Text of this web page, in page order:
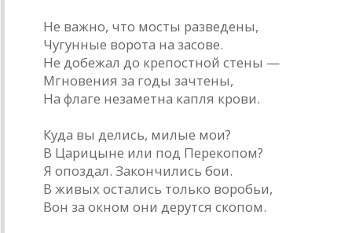
Не важно, что мосты разведены,
Чугунные ворота на засове.
Не добежал до крепостной стены —
Мгновения за годы зачтены,
На флаге незаметна капля крови.
Куда вы делись, милые мои?
В Царицыне или под Перекопом?
Я опоздал. Закончились бои.
В живых остались только воробьи,
Вон за окном они дерутся скопом.